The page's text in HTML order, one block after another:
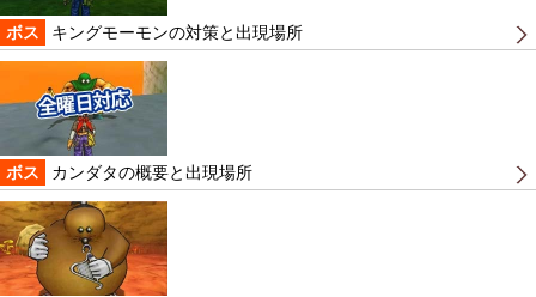
ボス キングモーモンの対策と出現場所
ボス カンダタの概要と出現場所